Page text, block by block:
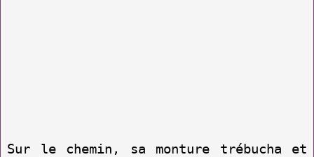
Sur le chemin, sa monture trébucha et